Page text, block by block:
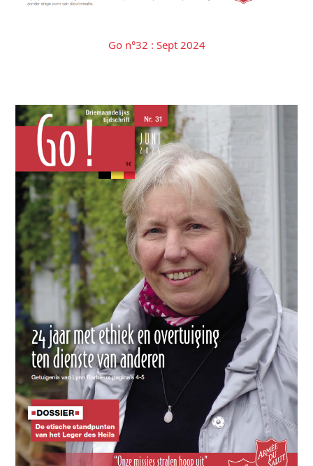
Go n°32 : Sept 2024